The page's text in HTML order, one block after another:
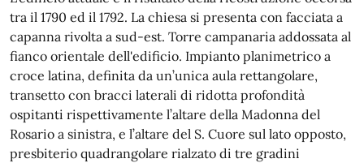
tra il 1790 ed il 1792. La chiesa si presenta con facciata a
capanna rivolta a sud-est. Torre campanaria addossata al
fianco orientale dell'edificio. Impianto planimetrico a
croce latina, definita da un’unica aula rettangolare,
transetto con bracci laterali di ridotta profondità
ospitanti rispettivamente l’altare della Madonna del
Rosario a sinistra, e l’altare del S. Cuore sul lato opposto,
presbiterio quadrangolare rialzato di tre gradini